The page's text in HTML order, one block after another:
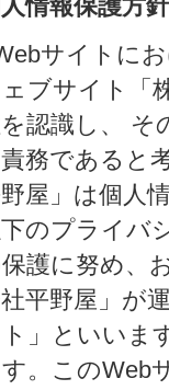
情報保護方針
サイトに
ブサイト「
認識し、 そ
務であると
屋」は個人
のプライバ
護に努め、
平野屋」が
」といいま
す。このWeb